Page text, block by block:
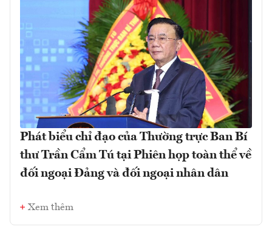
Phát biểu chỉ đạo của Thường trực Ban Bí
thư Trần Cẩm Tú tại Phiên họp toàn thể về
đối ngoại Đảng và đối ngoại nhân dân
Xem thêm